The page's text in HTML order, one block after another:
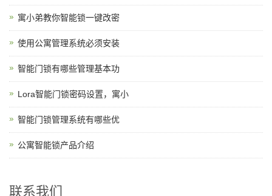
寓小弟教你智能锁一键改密
使用公寓管理系统必须安装
智能门锁有哪些管理基本功
Lora智能门锁密码设置，寓小
智能门锁管理系统有哪些优
公寓智能锁产品介绍
联系我们